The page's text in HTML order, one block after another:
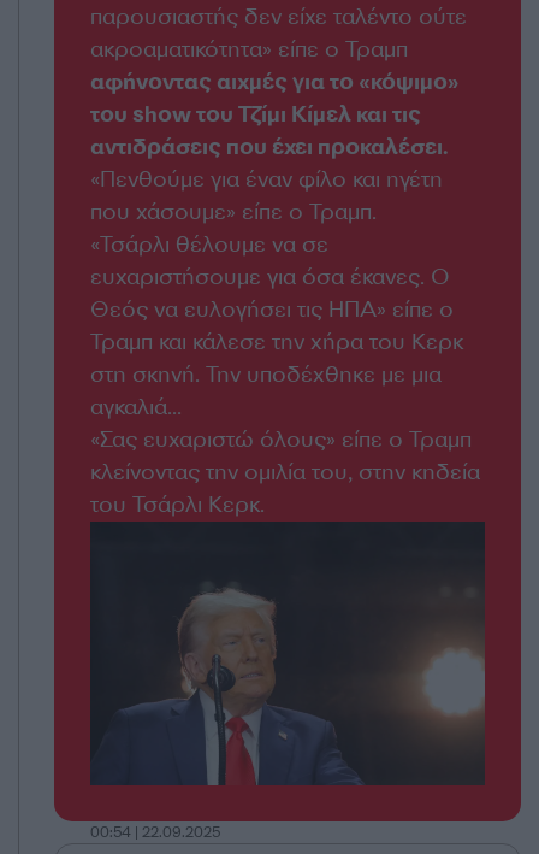
παρουσιαστής δεν είχε ταλέντο ούτε
ακροαματικότητα» είπε ο Τραμπ
αφήνοντας αιχμές για το «κόψιμο»
του show του Τζίμι Κίμελ και τις
αντιδράσεις που έχει προκαλέσει.
«Πενθούμε για έναν φίλο και ηγέτη
που χάσουμε» είπε ο Τραμπ.
«Τσάρλι θέλουμε να σε
ευχαριστήσουμε για όσα έκανες. Ο
Θεός να ευλογήσει τις ΗΠΑ» είπε ο
Τραμπ και κάλεσε την χήρα του Κερκ
στη σκηνή. Την υποδέχθηκε με μια
αγκαλιά...
«Σας ευχαριστώ όλους» είπε ο Τραμπ
κλείνοντας την ομιλία του, στην κηδεία
του Τσάρλι Κερκ.
00:54 | 22.09.2025